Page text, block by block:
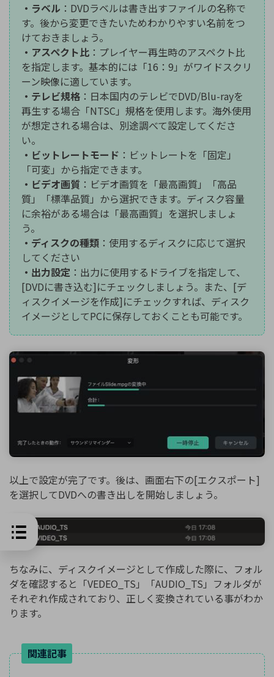
・ラベル ：DVDラベルは書き出すファイルの名称で
す。後から変更できたいためわかりやすい名前をつ
けておきましょう。
・アスペクト比 ：プレイヤー再生時のアスペクト比
を指定します。基本的には「16：9」がワイドスクリ
ーン映像に適しています。
・テレビ規格 ：日本国内のテレビでDVD/Blu-rayを
再生する場合「NTSC」規格を使用します。海外使用
が想定される場合は、別途調べて設定してくださ
い。
・ビットレートモード ：ビットレートを「固定」
「可変」から指定できます。
・ビデオ画質 ：ビデオ画質を「最高画質」「高品
質」「標準品質」から選択できます。ディスク容量
に余裕がある場合は「最高画質」を選択しましょ
う。
・ディスクの種類 ：使用するディスクに応じて選択
してください
・出力設定 ：出力に使用するドライブを指定して、
[DVDに書き込む]にチェックしましょう。また、[デ
ィスクイメージを作成]にチェックすれば、ディスク
イメージとしてPCに保存しておくことも可能です。
以上で設定が完了です。後は、画面右下の[エクスポート]
を選択してDVDへの書き出しを開始しましょう。
ちなみに、ディスクイメージとして作成した際に、フォル
ダを確認すると「VEDEO_TS」「AUDIO_TS」フォルダが
それぞれ作成されており、正しく変換されている事がわか
ります。
関連記事